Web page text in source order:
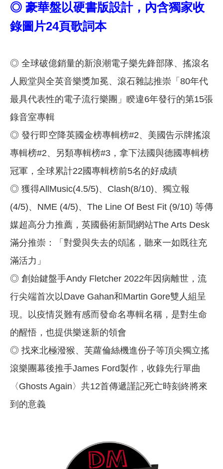
◎ 豪華盤以硬書版設計，內含獨家收
錄圖片24頁歌詞本
◎ 全球破億銷量的新浪潮電子樂先鋒部隊、搖滾名
人殿堂與全英音樂獎加冕、滾石雜誌推崇「80年代
最具代表性的電子流行樂團」睽違6年發行的第15張
錄音室專輯
◎ 發行即空降英國金榜專輯榜#2、美國告示牌搖滾
專輯榜#2、另類專輯榜#3，拿下法國與德國專輯榜
冠軍，全球累計22國專輯榜前5名的好成績
◎ 獲得AllMusic(4.5/5)、Clash(8/10)、獨立報
(4/5)、NME (4/5)、The Line Of Best Fit (9/10) 等傳
媒超高分力推薦，英國藝術新聞網站The Arts Desk
滿分推崇：「對愛與失去的頌謠，聽來一如既往充
滿活力」
◎ 創始鍵盤手Andy Fletcher 2022年因病離世，流
行尖端首次以Dave Gahan和Martin Gore雙人組呈
現。以疫情災難有感而發命名專輯名稱，是對生命
的醒悟，也提供樂迷新的領會
◎ 找來北極潑猴、芙蘿倫絲機進份子等頂尖獨立搖
滾樂團幕後推手James Ford製作，收錄先行單曲
〈Ghosts Again〉共12首傳遞謹記死亡時刻終將來
到的意義